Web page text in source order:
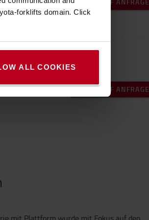
forklifts domain. Click
ALL COOKIES
Stapeleinsätze
PREIS AUF ANFRAGE